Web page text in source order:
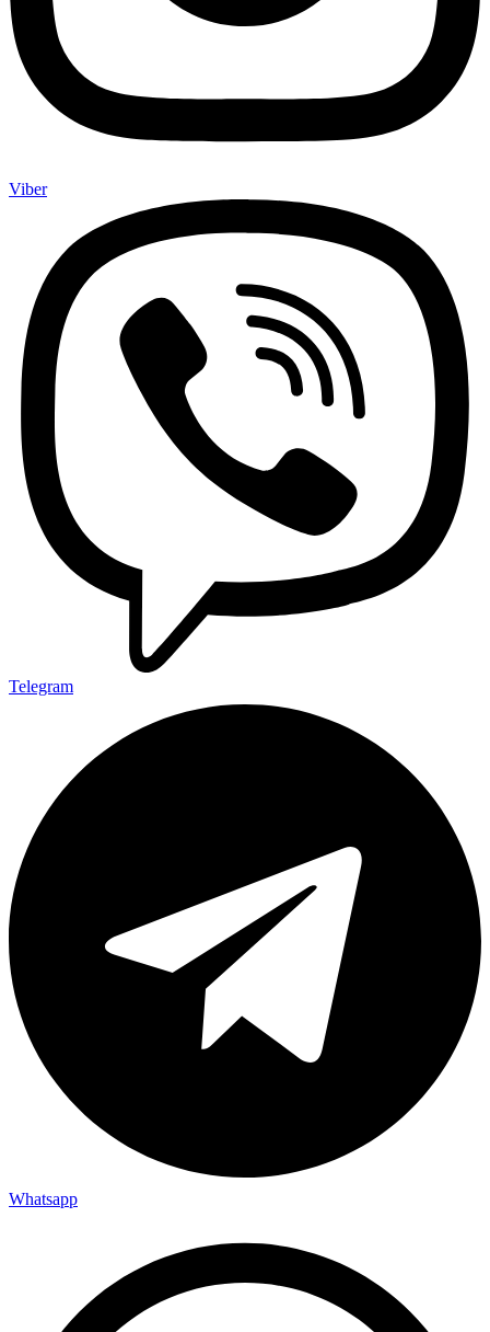
Viber
Telegram
Whatsapp